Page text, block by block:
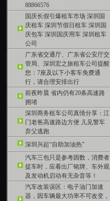
88866576
国庆长假引爆租车市场 深圳国
庆租车 深圳节假日租车 深圳国
庆包车 深圳国庆用车 深圳租车
公司
广东省交通厅、广东省公安厅交
管局、深圳宏之旅租车公司提醒
您：7座及以下小客车免费通
行，请合理安排出行
前夜昨晨 省内仍有20条高速路
拥堵
深圳商务租车公司真情分享：江
门老爸高速路边方便 儿见警车
弃父逃跑
深圳兴起“自助加油热”
汽车三包只是参考因数，消费者
提车时，应看出厂铭牌、车外观
及发动机启动有无杂音等！
汽车改装误区：电子油门加速
器，因车辆最大功率不可改变，